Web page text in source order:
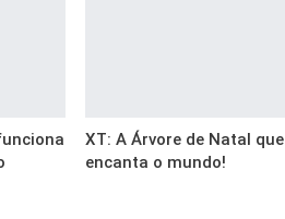
XT: A Árvore de Natal que
encanta o mundo!